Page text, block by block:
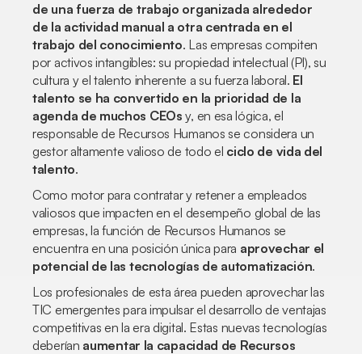
de una fuerza de trabajo organizada alrededor
de la actividad manual a otra centrada en el
trabajo del conocimiento. Las empresas compiten
por activos intangibles: su propiedad intelectual (PI), su
cultura y el talento inherente a su fuerza laboral. El
talento se ha convertido en la prioridad de la
agenda de muchos CEOsy, en esa lógica, el
responsable de Recursos Humanos se considera un
gestor altamente valioso de todo el ciclo de vida del
talento.
Como motor para contratar y retener a empleados
valiosos que impacten en el desempeño global de las
empresas, la función de Recursos Humanos se
encuentra en una posición única para aprovechar el
potencial de las tecnologías de automatización.
Los profesionales de esta área pueden aprovechar las
TIC emergentes para impulsar el desarrollo de ventajas
competitivas en la era digital. Estas nuevas tecnologías
deberían aumentar la capacidad de Recursos